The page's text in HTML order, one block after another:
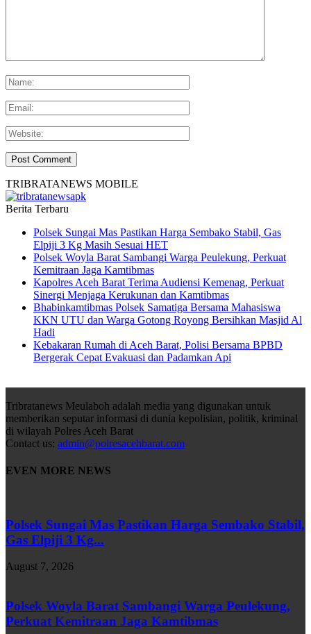
TRIBRATANEWS MOBILE
Berita Terbaru
Polsek Sungai Mas Pastikan Harga Sembako Stabil, Gas
Elpiji 3 Kg Masih Sesuai HET
Polsek Woyla Barat Sambangi Warga Peulekung, Perkuat
Kemitraan Jaga Kamtibmas
Kapolres Aceh Barat Terima Audiensi Kemenag, Perkuat
Sinergi Menjaga Kerukunan dan Kamtibmas
Bhabinkamtibmas Polsek Samatiga Bersama Mahasiswa
KKN UTU dan Warga Gotong Royong Bersihkan Masjid Al
Hadi
Kebakaran Rumah di Aceh Barat, Polisi Bersama BPBD
Bergerak Cepat Evakuasi dan Padamkan Api
Tribratanews Meulaboh adalah media yang digunakan untuk
memberikan seputar informasi di dunia kepolisian, politik, kriminal
di wilayah Polres Aceh Barat
Contact us: admin@polresacehbarat.com
EVEN MORE NEWS
Polsek Sungai Mas Pastikan Harga Sembako Stabil,
Gas Elpiji 3 Kg...
August 7, 2026
Polsek Woyla Barat Sambangi Warga Peulekung,
Perkuat Kemitraan Jaga Kamtibmas